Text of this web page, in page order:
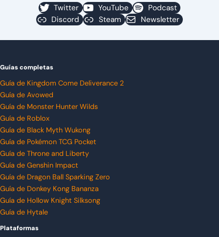
Twitter YouTube
Podcast
Discord
Steam Newsletter
Guías completas
Guía de Kingdom Come Deliverance 2
Guía de Avowed
Guía de Monster Hunter Wilds
Guía de Roblox
Guía de Black Myth Wukong
Guía de Pokémon TCG Pocket
Guía de Throne and Liberty
Guía de Genshin Impact
Guía de Dragon Ball Sparking Zero
Guía de Donkey Kong Bananza
Guía de Hollow Knight Silksong
Guía de Hytale
Plataformas